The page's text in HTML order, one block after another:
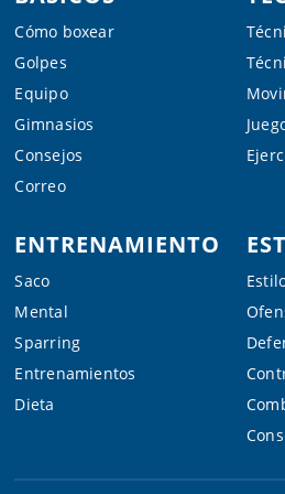
Cómo boxear
Golpes
Equipo
Gimnasios
Consejos
Correo
ENTRENAMIENTO
Saco
Mental
Sparring
Entrenamientos
Dieta